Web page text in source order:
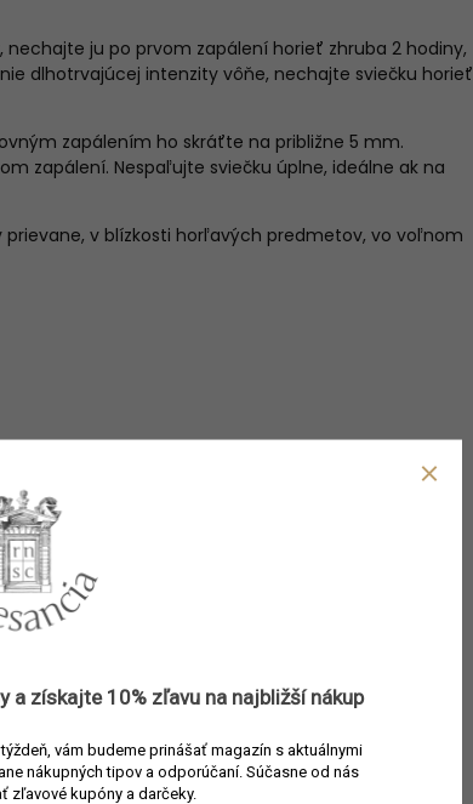
ju po prvom zapálení horieť zhruba 2 hodiny,
dlhotrvajúcej intenzity vôňe, nechajte sviečku horieť
zapálením ho skráťte na približne 5 mm.
zapálení. Nespaľujte sviečku úplne, ideálne ak na
v blízkosti horľavých predmetov, vo voľnom
zázvor, mäta, jablko
a získajte 10% zľavu na najbližší nákup
vám budeme prinášať magazín s aktuálnymi
nákupných tipov a odporúčaní. Súčasne od nás
zľavové kupóny a darčeky.